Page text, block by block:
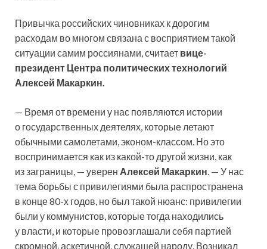
Привычка российских чиновниках к дорогим
расходам во многом связана с восприятием такой
ситуации самим россиянами, считает вице-
президент Центра политических технологий
Алексей Макаркин.
— Время от времени у нас появляются истории
о государственных деятелях, которые летают
обычными самолетами, эконом-классом. Но это
воспринимается как из какой-то другой жизни, как
из заграницы, — уверен Алексей Макаркин . — У нас
тема борьбы с привилегиями была распространена
в конце 80-х годов, но был такой нюанс: привилегии
были у коммунистов, которые тогда находились
у власти, и которые провозглашали себя партией
скромной, аскетичной, служащей народу. Возникал